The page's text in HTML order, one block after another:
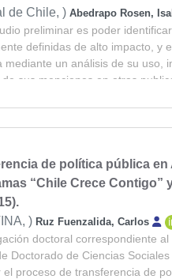
de Chile,)Abedrapo Rosen,
preliminar es poder
definidas de alto impacto, y
un análisis de su uso,
sus menciones en otras
complejicen la evaluación del
estudio incluye la
de investigación valorados
Web of Science y Scopus,
digitales por su identificador
enriquecer el presente estudio
contribuir a enriquecer los
de la investigación
decisiones en el ámbito
de política pública en
“Chile Crece Contigo”
) Ruz Fuenzalida, Carlos
doctoral correspondiente
Doctorado de Ciencias Sociales
proceso de transferencia de